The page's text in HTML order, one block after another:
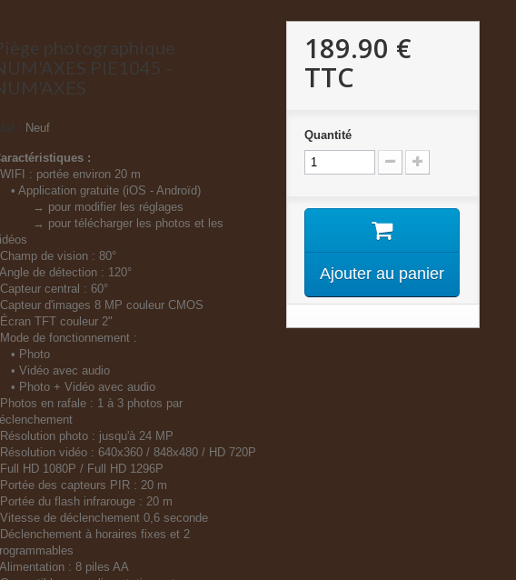
photographique
PIE1045 -
Neuf
:
: portée environ 20 m
• Application gratuite (iOS - Androïd)
→ pour modifier les réglages
→ pour télécharger les photos et les
de vision : 80°
de détection : 120°
central : 60°
d'images 8 MP couleur CMOS
TFT couleur 2"
de fonctionnement :
• Photo
• Vidéo avec audio
• Photo + Vidéo avec audio
en rafale : 1 à 3 photos par
photo : jusqu'à 24 MP
vidéo : 640x360 / 848x480 / HD 720P
HD 1080P / Full HD 1296P
des capteurs PIR : 20 m
du flash infrarouge : 20 m
de déclenchement 0,6 seconde
à horaires fixes et 2
: 8 piles AA
189.90 €
TTC
Quantité
Ajouter au panier